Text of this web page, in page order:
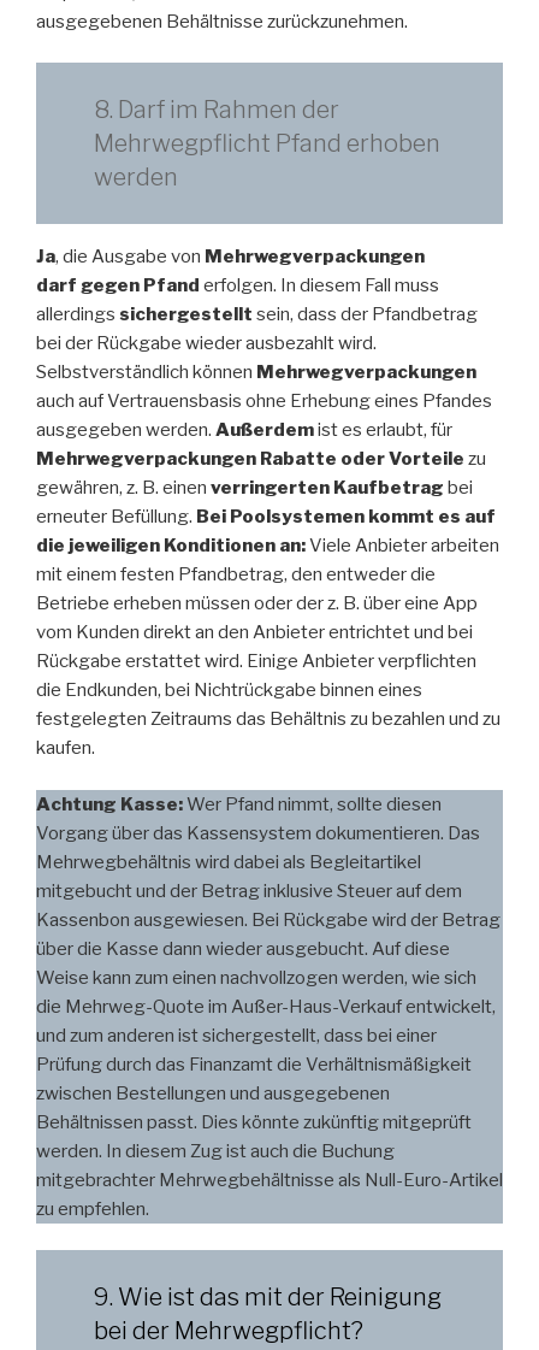
ausgegebenen Behältnisse zurückzunehmen.
8. Darf im Rahmen der
Mehrwegpflicht Pfand erhoben
werden
Ja, die Ausgabe von Mehrwegverpackungen
darf gegen Pfand erfolgen. In diesem Fall muss
allerdings sichergestellt sein, dass der Pfandbetrag
bei der Rückgabe wieder ausbezahlt wird.
Selbstverständlich können Mehrwegverpackungen
auch auf Vertrauensbasis ohne Erhebung eines Pfandes
ausgegeben werden. Außerdemist es erlaubt, für
Mehrwegverpackungen Rabatte oder Vorteile zu
gewähren, z. B. einen verringerten Kaufbetrag bei
erneuter Befüllung. Bei Poolsystemen kommt es auf
die jeweiligen Konditionen an:Viele Anbieter arbeiten
mit einem festen Pfandbetrag, den entweder die
Betriebe erheben müssen oder der z. B. über eine App
vom Kunden direkt an den Anbieter entrichtet und bei
Rückgabe erstattet wird. Einige Anbieter verpflichten
die Endkunden, bei Nichtrückgabe binnen eines
festgelegten Zeitraums das Behältnis zu bezahlen und zu
kaufen.
Achtung Kasse:Wer Pfand nimmt, sollte diesen
Vorgang über das Kassensystem dokumentieren. Das
Mehrwegbehältnis wird dabei als Begleitartikel
mitgebucht und der Betrag inklusive Steuer auf dem
Kassenbon ausgewiesen. Bei Rückgabe wird der Betrag
über die Kasse dann wieder ausgebucht. Auf diese
Weise kann zum einen nachvollzogen werden, wie sich
die Mehrweg-Quote im Außer-Haus-Verkauf entwickelt,
und zum anderen ist sichergestellt, dass bei einer
Prüfung durch das Finanzamt die Verhältnismäßigkeit
zwischen Bestellungen und ausgegebenen
Behältnissen passt. Dies könnte zukünftig mitgeprüft
werden. In diesem Zug ist auch die Buchung
mitgebrachter Mehrwegbehältnisse als Null-Euro-Artikel
zu empfehlen.
9. Wie ist das mit der Reinigung
bei der Mehrwegpflicht?